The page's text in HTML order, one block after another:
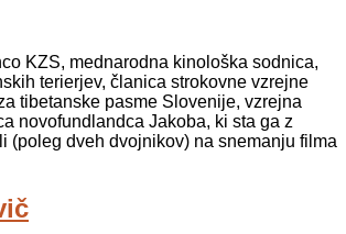
KZS, mednarodna kinološka sodnica,
terierjev, članica strokovne vzrejne
tibetanske pasme Slovenije, vzrejna
novofundlandca Jakoba, ki sta ga z
(poleg dveh dvojnikov) na snemanju filma